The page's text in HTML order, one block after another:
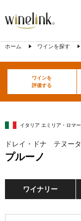
ホーム ワインを探す
ワインを
評価する
イタリア エミリア・ロマ
ドレイ・ドナ テヌー
プルーノ
ワイナリー